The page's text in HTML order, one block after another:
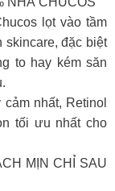
lọt vào tầm
skincare, đặc biệt
to hay kém săn
nhất, Retinol
tối ưu nhất cho
MỊN CHỈ SAU